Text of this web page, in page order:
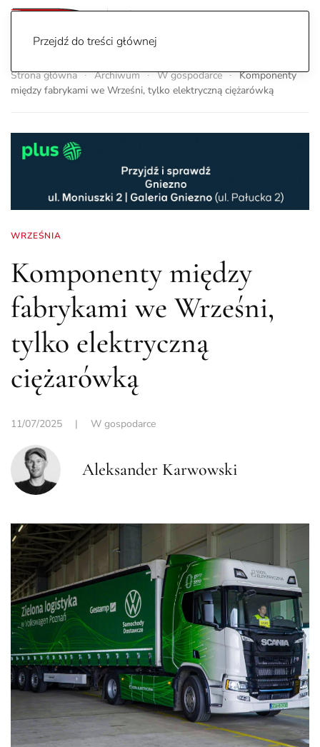
Przejdź do treści głównej
Strona główna Archiwum W gospodarce
Komponenty
między fabrykami we Wrześni, tylko elektryczną ciężarówką
WRZEŚNIA
Komponenty między
fabrykami we Wrześni,
tylko elektryczną
ciężarówką
11/07/2025 | W gospodarce
Aleksander Karwowski